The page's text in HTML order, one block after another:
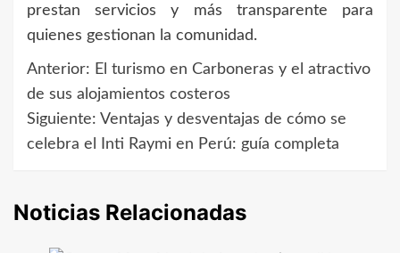
prestan servicios y más transparente para
quienes gestionan la comunidad.
Navegación
de
entradas
Anterior: El turismo en Carboneras y el atractivo
de sus alojamientos costeros
Siguiente: Ventajas y desventajas de cómo se
celebra el Inti Raymi en Perú: guía completa
Noticias Relacionadas